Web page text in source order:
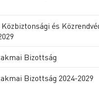
és
Bizottság
Bizottság 2024-2029